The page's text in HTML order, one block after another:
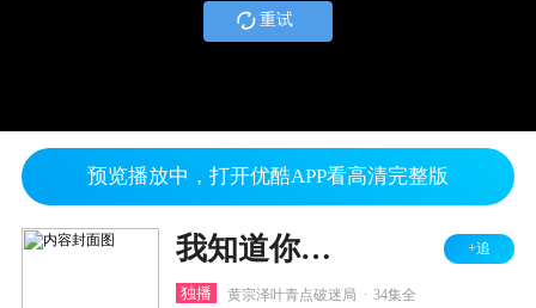
重试
预览播放中，打开优酷APP看高清完整版
我知道你的秘密 +追
独播 黄宗泽叶青点破迷局 34集全